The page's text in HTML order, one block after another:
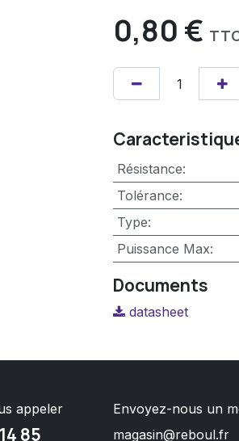
0,80 €
Résistance:
Tolérance:
Type:
Puissance Max:
Documents
datasheet
appeler
85
Envoyez-nous un
magasin@reboul.fr